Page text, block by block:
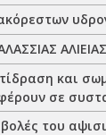
και
σε
του